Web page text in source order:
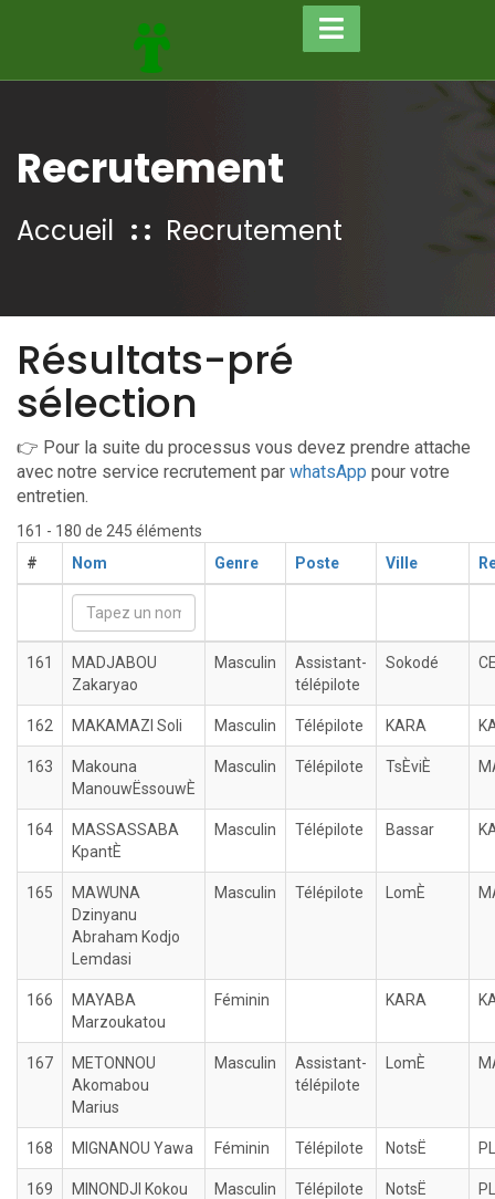
Recrutement
Accueil Recrutement
Résultats-pré
sélection
👉 Pour la suite du processus vous devez prendre attache
avec notre service recrutement par whatsApp pour votre
entretien.
161 - 180 de 245 éléments
#
Nom Genre Poste Ville
161
MADJABOU
Zakaryao
Masculin
Assistant-
télépilote
Sokodé
162 MAKAMAZI Soli Masculin Télépilote KARA
163
Makouna
ManouwËssouwÈ
Masculin Télépilote TsÈviÈ
164
MASSASSABA
KpantÈ
Masculin Télépilote Bassar
165
MAWUNA
Dzinyanu
Abraham Kodjo
Lemdasi
Masculin Télépilote LomÈ
166
MAYABA
Marzoukatou
Féminin KARA
167
METONNOU
Akomabou
Marius
Masculin
Assistant-
télépilote
LomÈ
168 MIGNANOU Yawa Féminin Télépilote NotsË
169
MINONDJI Kokou
Masculin Télépilote NotsË